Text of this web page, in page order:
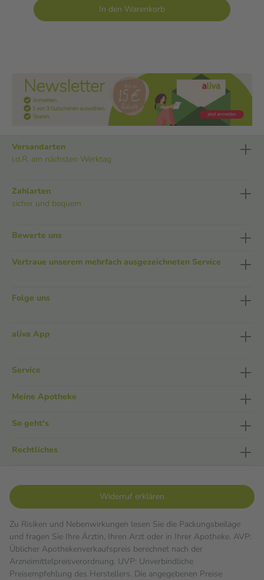
In den Warenkorb
Versandarten
i.d.R. am nächsten Werktag
Zahlarten
sicher und bequem
Bewerte uns
Vertraue unserem mehrfach ausgezeichneten Service
Folge uns
aliva App
Service
Meine Apotheke
So geht's
Rechtliches
Widerruf erklären
Zu Risiken und Nebenwirkungen lesen Sie die Packungsbeilage
und fragen Sie Ihre Ärztin, Ihren Arzt oder in Ihrer Apotheke. AVP:
Üblicher Apothekenverkaufspreis berechnet nach der
Arzneimittelpreisverordnung. UVP: Unverbindliche
Preisempfehlung des Herstellers. Die angegebenen Preise